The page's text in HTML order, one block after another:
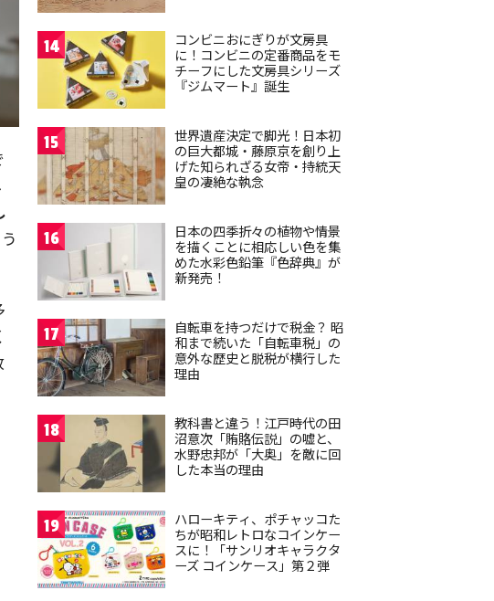
14
コンビニおにぎりが文房具
に！コンビニの定番商品をモ
チーフにした文房具シリーズ
『ジムマート』誕生
15
世界遺産決定で脚光！日本初
の巨大都城・藤原京を創り上
げた知られざる女帝・持統天
皇の凄絶な執念
16
日本の四季折々の植物や情景
を描くことに相応しい色を集
めた水彩色鉛筆『色辞典』が
新発売！
17
自転車を持つだけで税金？ 昭
和まで続いた「自転車税」の
意外な歴史と脱税が横行した
理由
18
教科書と違う！江戸時代の田
沼意次「賄賂伝説」の嘘と、
水野忠邦が「大奥」を敵に回
した本当の理由
19
ハローキティ、ポチャッコた
ちが昭和レトロなコインケー
スに！「サンリオキャラクタ
ーズ コインケース」第２弾